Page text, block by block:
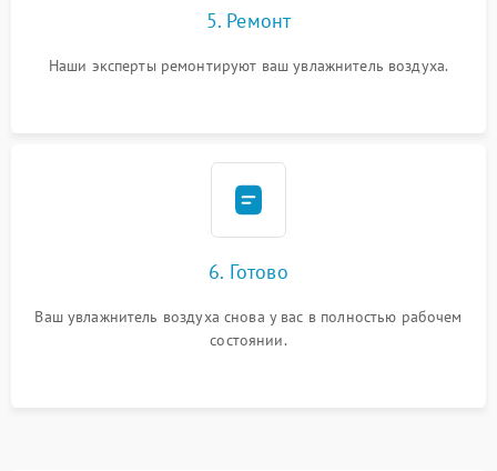
5. Ремонт
Наши эксперты ремонтируют ваш увлажнитель воздуха.
6. Готово
Ваш увлажнитель воздуха снова у вас в полностью рабочем
состоянии.